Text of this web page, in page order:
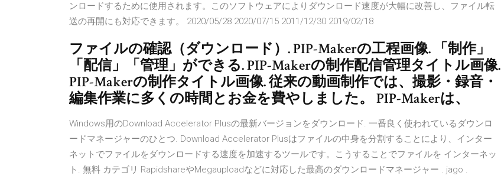
ンロードするために使用されます。このソフトウェアによりダウンロード速度が大幅に改善し、ファイル転
送の再開にも対応できます。 2020/05/28 2020/07/15 2011/12/30 2019/02/18
ファイルの確認（ダウンロード）. PIP-Makerの工程画像. 「制作」
「配信」「管理」ができる. PIP-Makerの制作配信管理タイトル画像.
PIP-Makerの制作タイトル画像. 従来の動画制作では、撮影・録音・
編集作業に多くの時間とお金を費やしました。 PIP-Makerは、
Windows用のDownload Accelerator Plusの最新バージョンをダウンロード. 一番良く使われているダウンロ
ードマネージャーのひとつ. Download Accelerator Plusはファイルの中身を分割することにより、インター
ネットでファイルをダウンロードする速度を加速するツールです。こうすることでファイルを インターネッ
ト. 無料 カテゴリ RapidshareやMegauploadなどに対応した最高のダウンロードマネージャー . jago .